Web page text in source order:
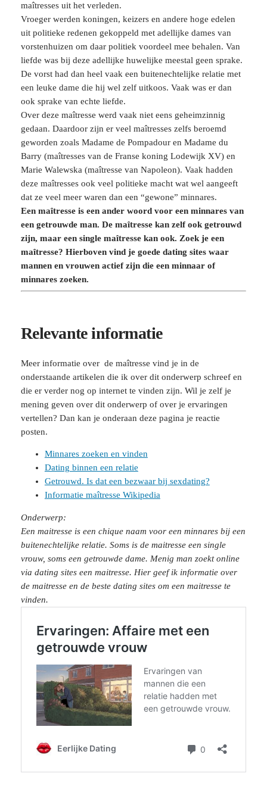
maîtresses uit het verleden.
Vroeger werden koningen, keizers en andere hoge edelen
uit politieke redenen gekoppeld met adellijke dames van
vorstenhuizen om daar politiek voordeel mee behalen. Van
liefde was bij deze adellijke huwelijke meestal geen sprake.
De vorst had dan heel vaak een buitenechtelijke relatie met
een leuke dame die hij wel zelf uitkoos. Vaak was er dan
ook sprake van echte liefde.
Over deze maîtresse werd vaak niet eens geheimzinnig
gedaan. Daardoor zijn er veel maîtresses zelfs beroemd
geworden zoals Madame de Pompadour en Madame du
Barry (maîtresses van de Franse koning Lodewijk XV) en
Marie Walewska (maîtresse van Napoleon). Vaak hadden
deze maîtresses ook veel politieke macht wat wel aangeeft
dat ze veel meer waren dan een “gewone” minnares.
Een maîtresse is een ander woord voor een minnares van
een getrouwde man. De maîtresse kan zelf ook getrouwd
zijn, maar een single maîtresse kan ook. Zoek je een
maîtresse? Hierboven vind je goede dating sites waar
mannen en vrouwen actief zijn die een minnaar of
minnares zoeken.
Relevante informatie
Meer informatie over de maîtresse vind je in de
onderstaande artikelen die ik over dit onderwerp schreef en
die er verder nog op internet te vinden zijn. Wil je zelf je
mening geven over dit onderwerp of over je ervaringen
vertellen? Dan kan je onderaan deze pagina je reactie
posten.
Minnares zoeken en vinden
Dating binnen een relatie
Getrouwd. Is dat een bezwaar bij sexdating?
Informatie maîtresse Wikipedia
Onderwerp:
Een maitresse is een chique naam voor een minnares bij een
buitenechtelijke relatie. Soms is de maitresse een single
vrouw, soms een getrouwde dame. Menig man zoekt online
via dating sites een maitresse. Hier geef ik informatie over
de maitresse en de beste dating sites om een maitresse te
vinden.